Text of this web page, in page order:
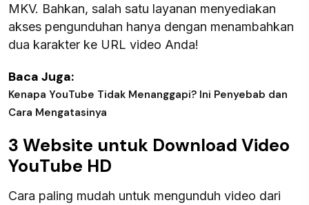
MKV. Bahkan, salah satu layanan menyediakan
akses pengunduhan hanya dengan menambahkan
dua karakter ke URL video Anda!
Baca Juga:
Kenapa YouTube Tidak Menanggapi? Ini Penyebab dan
Cara Mengatasinya
3 Website untuk Download Video
YouTube HD
Cara paling mudah untuk mengunduh video dari